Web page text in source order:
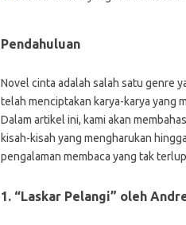
Pendahuluan
Novel cinta adalah salah satu genre
telah menciptakan karya-karya yang
Dalam artikel ini, kami akan
kisah-kisah yang mengharukan
pengalaman membaca yang tak
1. “Laskar Pelangi” oleh